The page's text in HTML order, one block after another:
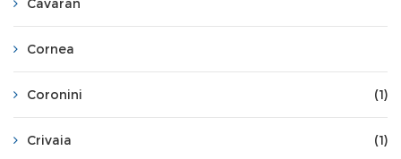
Cavaran
Cornea
Coronini (1)
Crivaia (1)